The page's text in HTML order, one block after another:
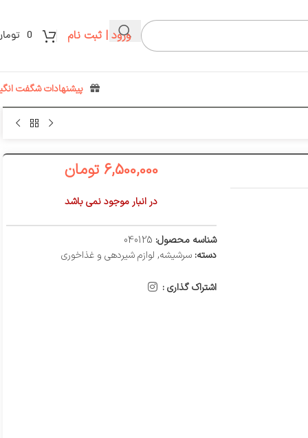
ورود | ثبت نام 0
پیشنهادات شگفت
6,500,000 تومان
در انبار موجود نمی باشد
شناسه محصول: 040125
دسته: سرشیشه, لوازم شیر‌دهی و غذاخوری
اشتراک گذاری :